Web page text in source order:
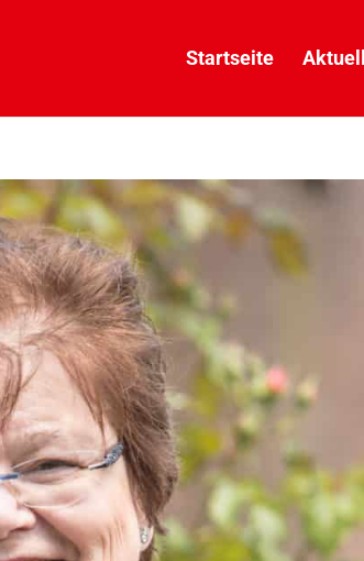
Startseite